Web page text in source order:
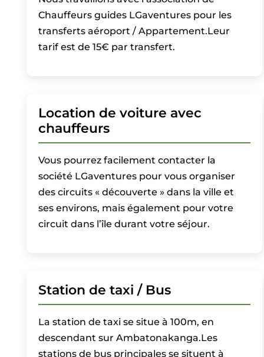
Chauffeurs guides LGaventures pour les
transferts aéroport / Appartement.Leur
tarif est de 15€ par transfert.
Location de voiture avec
chauffeurs
Vous pourrez facilement contacter la
société LGaventures pour vous organiser
des circuits « découverte » dans la ville et
ses environs, mais également pour votre
circuit dans l’île durant votre séjour.
Station de taxi / Bus
La station de taxi se situe à 100m, en
descendant sur Ambatonakanga.Les
stations de bus principales se situent à